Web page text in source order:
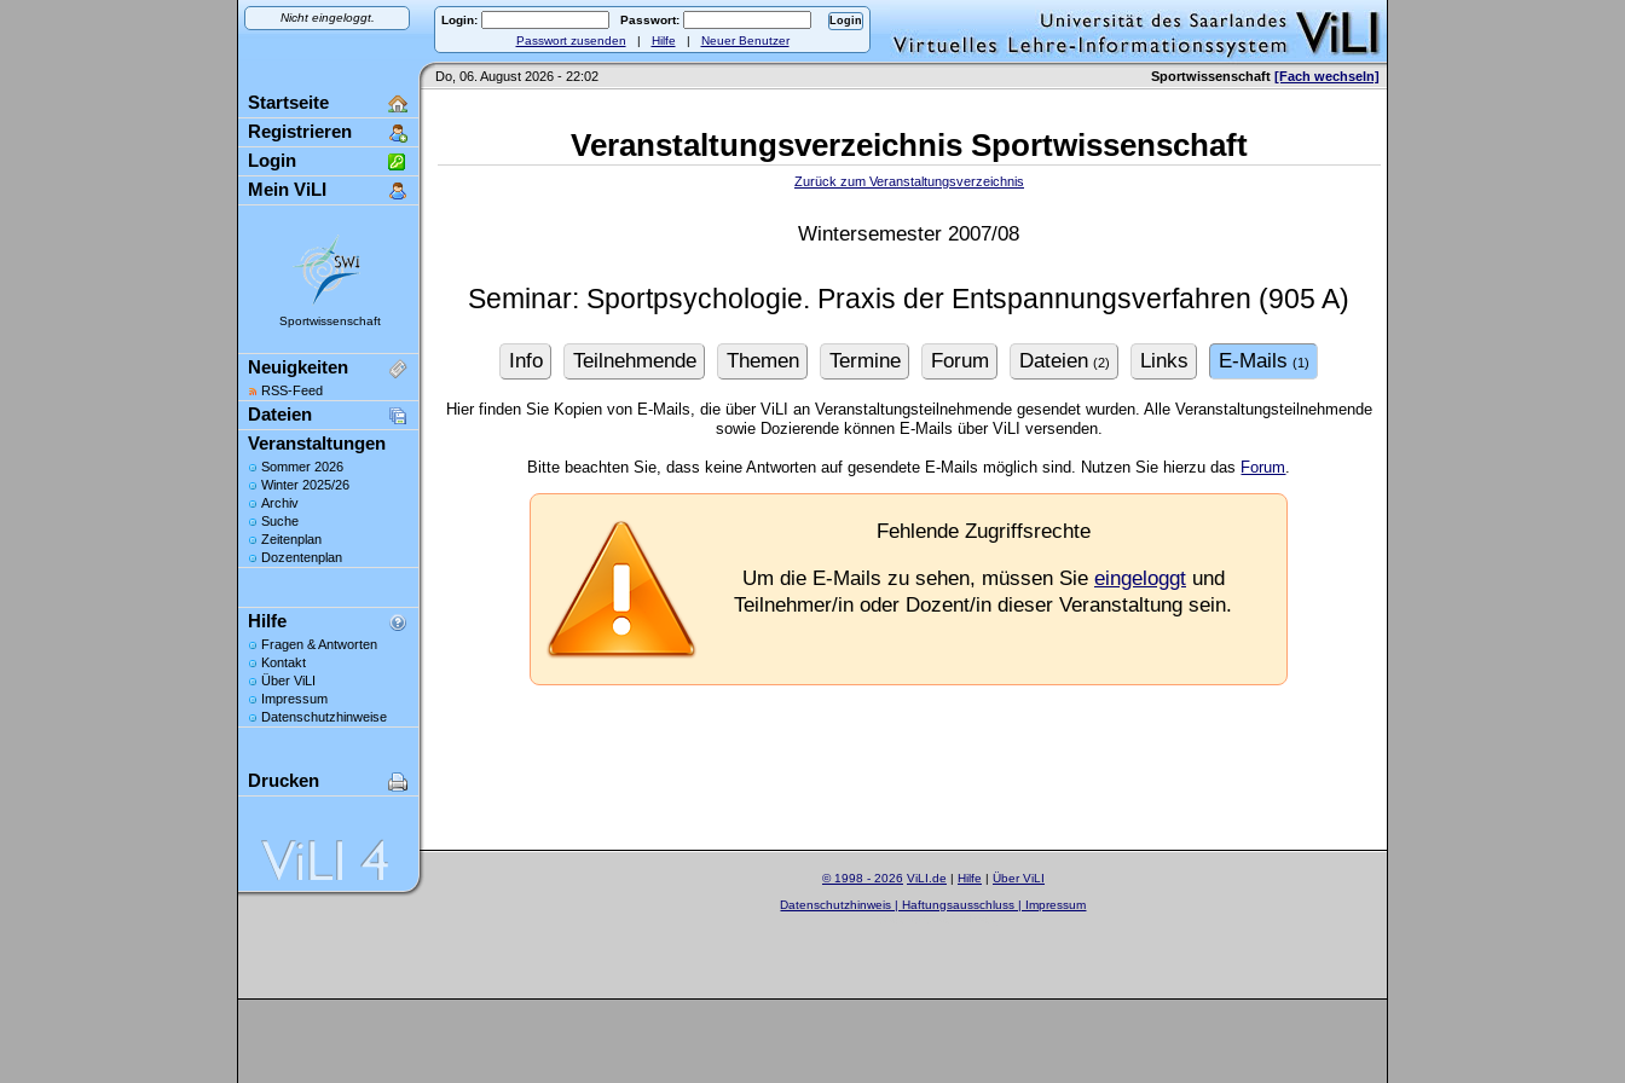
Nicht eingeloggt. Login:
Passwort:
Passwort zusenden | Hilfe | Neuer Benutzer
Do, 06. August 2026 - 22:02 Sportwissenschaft [Fach wechseln]
Startseite
Registrieren
Login
Mein ViLI
Sportwissenschaft
Neuigkeiten
RSS-Feed
Dateien
Veranstaltungen
Sommer 2026
Winter 2025/26
Archiv
Suche
Zeitenplan
Dozentenplan
Hilfe
Fragen & Antworten
Kontakt
Über ViLI
Impressum
Datenschutzhinweise
Drucken
Veranstaltungsverzeichnis Sportwissenschaft
Zurück zum Veranstaltungsverzeichnis
Wintersemester 2007/08
Seminar: Sportpsychologie. Praxis der Entspannungsverfahren (905 A)
Info Teilnehmende Themen Termine Forum Dateien (2) Links E-Mails (1)
Hier finden Sie Kopien von E-Mails, die über ViLI an Veranstaltungsteilnehmende gesendet wurden. Alle Veranstaltungsteilnehmende
sowie Dozierende können E-Mails über ViLI versenden.
Bitte beachten Sie, dass keine Antworten auf gesendete E-Mails möglich sind. Nutzen Sie hierzu das Forum
Fehlende Zugriffsrechte
Um die E-Mails zu sehen, müssen Sie eingeloggtund
Teilnehmer/in oder Dozent/in dieser Veranstaltung sein.
© 1998 - 2026 ViLI.de | Hilfe | Über ViLI
Datenschutzhinweis | Haftungsausschluss | Impressum